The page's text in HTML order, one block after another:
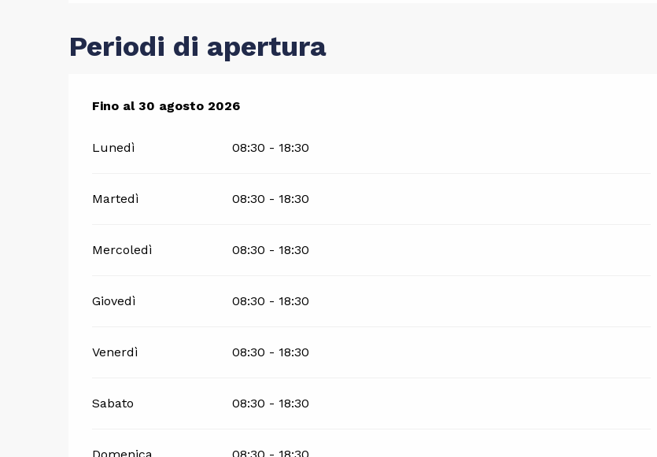
Periodi di apertura
Dal4 luglio 2026 al30 agosto 2026
Fino al30 agosto 2026
Lunedì 08:30 - 18:30
Martedì 08:30 - 18:30
Mercoledì 08:30 - 18:30
Giovedì 08:30 - 18:30
Venerdì 08:30 - 18:30
Sabato 08:30 - 18:30